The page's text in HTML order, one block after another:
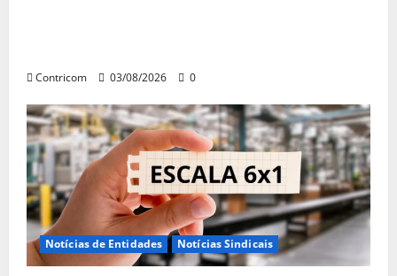
Contricom 03/08/2026 0
Notícias de Entidades Notícias Sindicais